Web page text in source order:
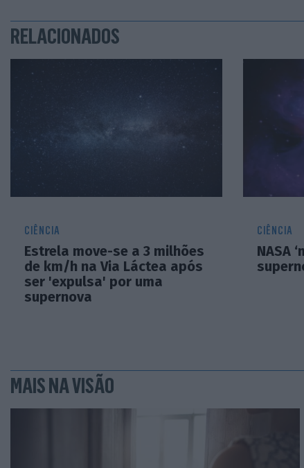
RELACIONADOS
CIÊNCIA
Estrela move-se a 3 milhões
de km/h na Via Láctea após
ser 'expulsa' por uma
supernova
CIÊNCIA
NASA
MAIS NA VISÃO